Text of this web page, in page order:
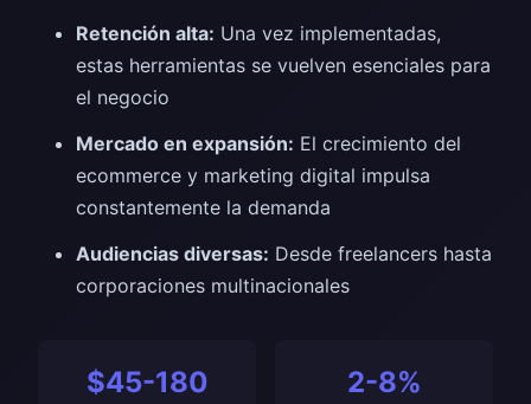
Retención alta: Una vez implementadas,
estas herramientas se vuelven esenciales para
el negocio
Mercado en expansión: El crecimiento del
ecommerce y marketing digital impulsa
constantemente la demanda
Audiencias diversas: Desde freelancers hasta
corporaciones multinacionales
$45-180 2-8%